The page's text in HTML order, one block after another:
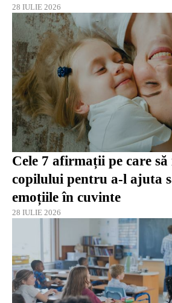
28 IULIE 2026
Cele 7 afirmații pe care să
copilului pentru a-l ajuta
emoțiile în cuvinte
28 IULIE 2026